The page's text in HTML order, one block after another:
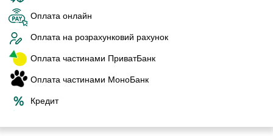
Оплата онлайн
Оплата на розрахунковий рахунок
Оплата частинами ПриватБанк
Оплата частинами МоноБанк
Кредит